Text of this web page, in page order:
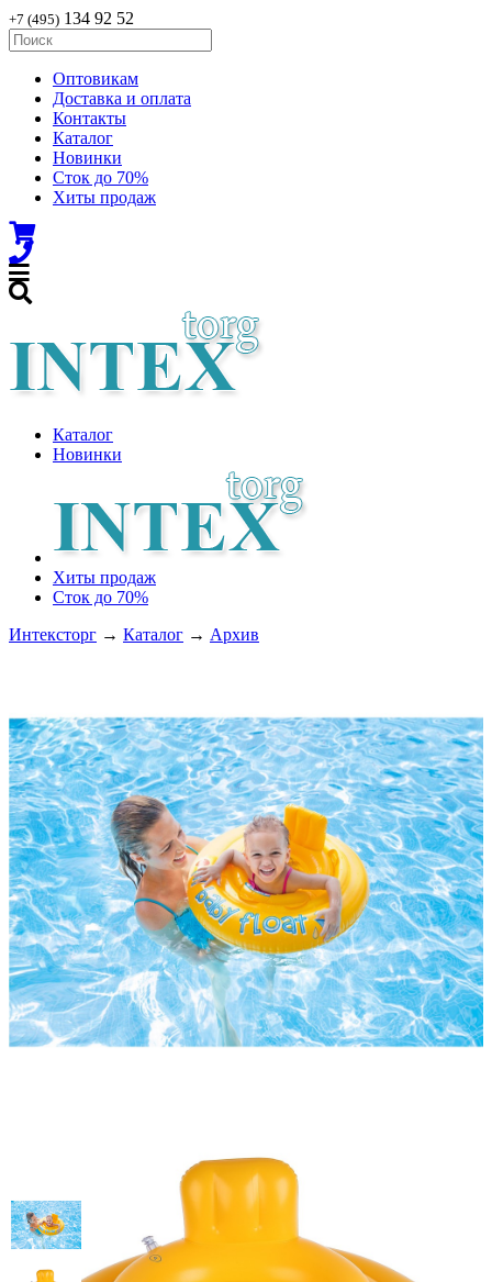
+7 (495) 134 92 52
Оптовикам
Доставка и оплата
Контакты
Каталог
Новинки
Сток до 70%
Хиты продаж
Каталог
Новинки
Хиты продаж
Сток до 70%
Интексторг → Каталог → Архив